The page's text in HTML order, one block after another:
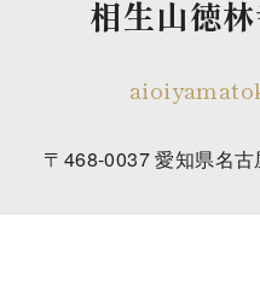
相生山徳林
〒468-0037 愛知県名